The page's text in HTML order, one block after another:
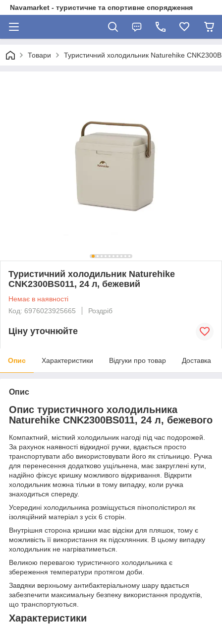
Navamarket - туристичне та спортивне спорядження
Товари Туристичний холодильник Naturehike
Туристичний холодильник Naturehike
CNK2300BS011, 24 л, бежевий
Немає в наявності
Код: 6976023925665
Роздріб
Ціну уточнюйте
Опис Характеристики Відгуки про товар Доставка
Опис
Опис туристичного холодильника
Naturehike CNK2300BS011, 24 л, бежевого
Компактний, місткий холодильник нагоді під час подорожей.
За рахунок наявності відкидної ручки, вдається просто
транспортувати або використовувати його як стільницю. Ручка
для перенесення додатково ущільнена, має закруглені кути,
надійно фіксує кришку можливого відкривання. Відкрити
холодильник можна тільки в тому випадку, коли ручка
знаходиться спереду.
Усередині холодильника розміщується пінополістирол як
ізоляційний матеріал з усіх 6 сторін.
Внутрішня сторона кришки має відсіки для пляшок, тому є
можливість її використання як підсклянник. В цьому випадку
холодильник не нагріватиметься.
Великою перевагою туристичного холодильника є
збереження температури протягом доби.
Завдяки верхньому антибактеріальному шару вдається
забезпечити максимальну безпеку використання продуктів,
що транспортуються.
Характеристики